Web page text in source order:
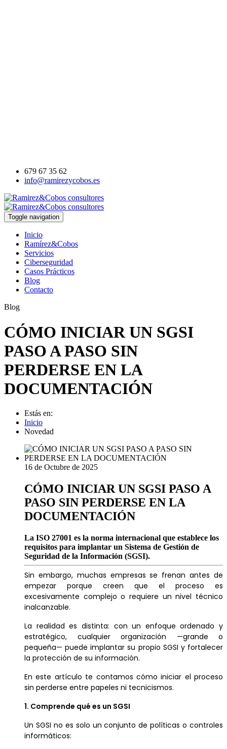
679 67 35 62
info@ramirezycobos.es
Toggle navigation
Inicio
Ramírez&Cobos
Servicios
Ciberseguridad
Casos Prácticos
Blog
Contacto
Blog
CÓMO INICIAR UN SGSI
PASO A PASO SIN
PERDERSE EN LA
DOCUMENTACIÓN
Estás en:
Inicio
Novedad
16 de Octubre de 2025
CÓMO INICIAR UN SGSI PASO A
PASO SIN PERDERSE EN LA
DOCUMENTACIÓN
La ISO 27001 es la norma internacional que establece los
requisitos para implantar un Sistema de Gestión de
Seguridad de la Información (SGSI).
Sin embargo, muchas empresas se frenan antes de
empezar porque creen que el proceso es
excesivamente complejo o requiere un nivel técnico
inalcanzable.
La realidad es distinta: con un enfoque ordenado y
estratégico, cualquier organización —grande o
pequeña— puede implantar su propio SGSI y fortalecer
la protección de su información.
En este artículo te contamos cómo iniciar el proceso
sin perderse entre papeles ni tecnicismos.
1. Comprende qué es un SGSI
Un SGSI no es solo un conjunto de políticas o controles
informáticos: